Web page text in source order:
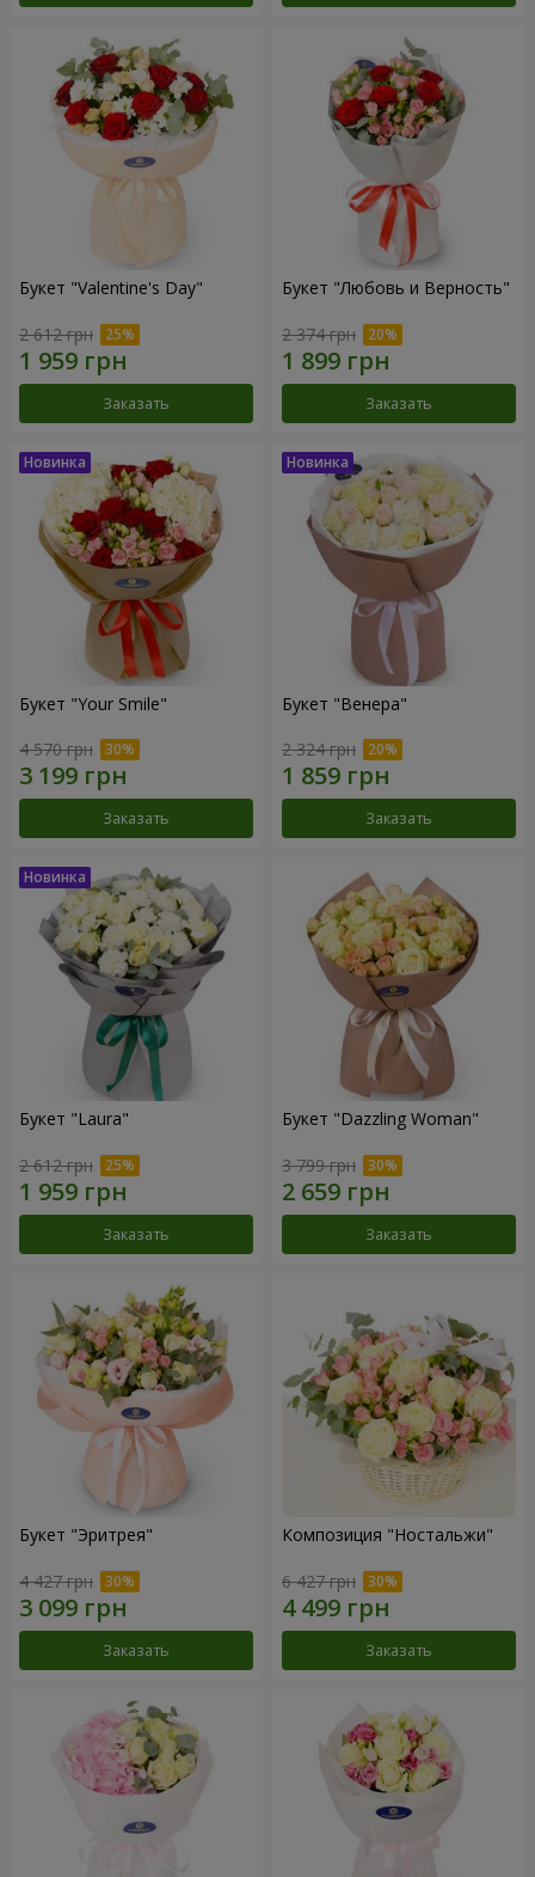
Букет "Valentine's Day"
2 612 грн
Заказать
Букет "Любовь и Верность"
2 374 грн
Заказать
Букет "Your Smile"
4 570 грн
Заказать
Букет "Венера"
2 324 грн
Заказать
Букет "Laura"
2 612 грн
Заказать
Букет "Dazzling Woman"
3 799 грн
Заказать
Букет "Эритрея"
4 427 грн
Заказать
Композиция "Ностальжи"
6 427 грн
Заказать